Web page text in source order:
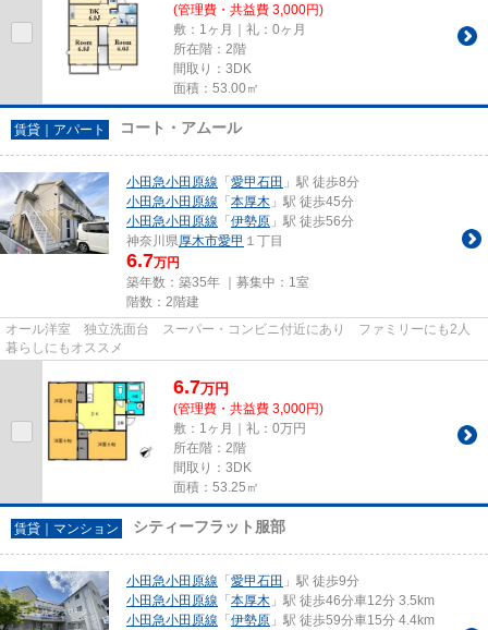
(管理費・共益費 3,000円)
敷：1ヶ月｜礼：0ヶ月
所在階：2階
間取り：3DK
面積：53.00㎡
賃貸｜アパート コート・アムール
小田急小田原線 「愛甲石田 」駅 徒歩8分
小田急小田原線 「本厚木 」駅 徒歩45分
小田急小田原線 「伊勢原 」駅 徒歩56分
神奈川県厚木市愛甲 １丁目
6.7万円
築年数：築35年 ｜募集中： 1室
階数：2階建
オール洋室 独立洗面台 スーパー・コンビニ付近にあり ファミリーにも2人
暮らしにもオススメ
6.7万円
(管理費・共益費 3,000円)
敷：1ヶ月｜礼：0万円
所在階：2階
間取り：3DK
面積：53.25㎡
賃貸｜マンション シティーフラット服部
小田急小田原線 「愛甲石田 」駅 徒歩9分
小田急小田原線 「本厚木 」駅 徒歩46分車12分 3.5km
小田急小田原線 「伊勢原 」駅 徒歩59分車15分 4.4km